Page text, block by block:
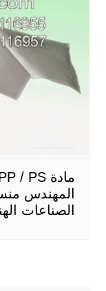
المهندس
الصناعات